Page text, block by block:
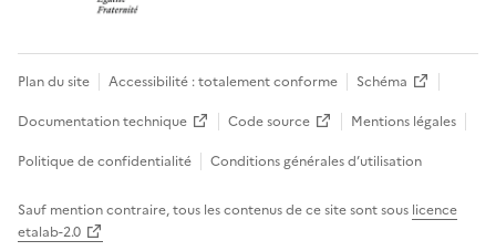
Plan du site Accessibilité : totalement conforme
Schéma
Documentation technique
Code source
Mentions légales
Politique de confidentialité
Conditions générales d’utilisation
Sauf mention contraire, tous les contenus de ce site sont sous licence
etalab-2.0